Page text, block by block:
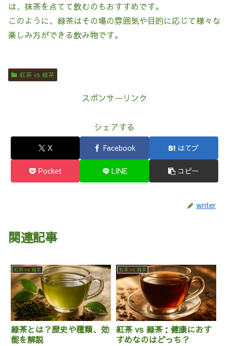
は、抹茶を点てて飲むのもおすすめです。
このように、緑茶はその場の雰囲気や目的に応じて様々な
楽しみ方ができる飲み物です。
紅茶 vs 緑茶
スポンサーリンク
シェアする
X Facebook はてブ
Pocket LINE コピー
writer
関連記事
紅茶 vs 緑茶
緑茶とは？歴史や種類、効
能を解説
紅茶 vs 緑茶
紅茶 vs 緑茶：健康におす
すめなのはどっち？